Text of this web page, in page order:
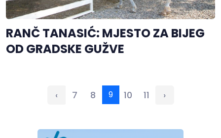
RANČ TANASIĆ: MJESTO ZA BIJEG
OD GRADSKE GUŽVE
‹ 7 8 9 10 11 ›